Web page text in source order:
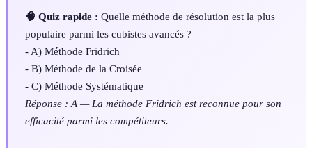
🧠 Quiz rapide : Quelle méthode de résolution est la plus
populaire parmi les cubistes avancés ?
- A) Méthode Fridrich
- B) Méthode de la Croisée
- C) Méthode Systématique
Réponse : A — La méthode Fridrich est reconnue pour son
efficacité parmi les compétiteurs.